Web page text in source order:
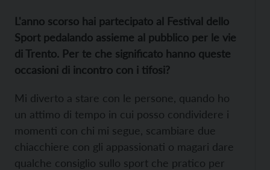
L'anno scorso hai partecipato al Festival dello
Sport pedalando assieme al pubblico per le vie
di Trento. Per te che significato hanno queste
occasioni di incontro con i tifosi?
Mi diverto a stare con le persone, quando ho
un attimo di tempo in cui posso condividere i
momenti con chi mi segue, scambiare due
chiacchiere con gli appassionati o magari dare
qualche consiglio sullo sport che pratico per